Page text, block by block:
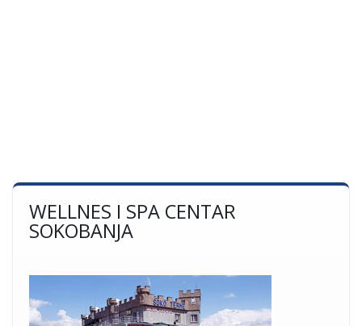
WELLNES I SPA CENTAR
SOKOBANJA